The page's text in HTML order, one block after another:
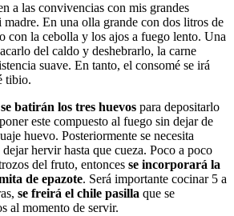
a las convivencias con mis grandes
madre. En una olla grande con dos litros de
con la cebolla y los ajos a fuego lento. Una
del caldo y deshebrarlo, la carne
suave. En tanto, el consomé se irá
tibio.
se batirán los tres huevos para depositarlo
este compuesto al fuego sin dejar de
huevo. Posteriormente se necesita
dejar hervir hasta que cueza. Poco a poco
del fruto, entonces se incorporará la
de epazote. Será importante cocinar 5 a
se freirá el chile pasilla que se
al momento de servir.